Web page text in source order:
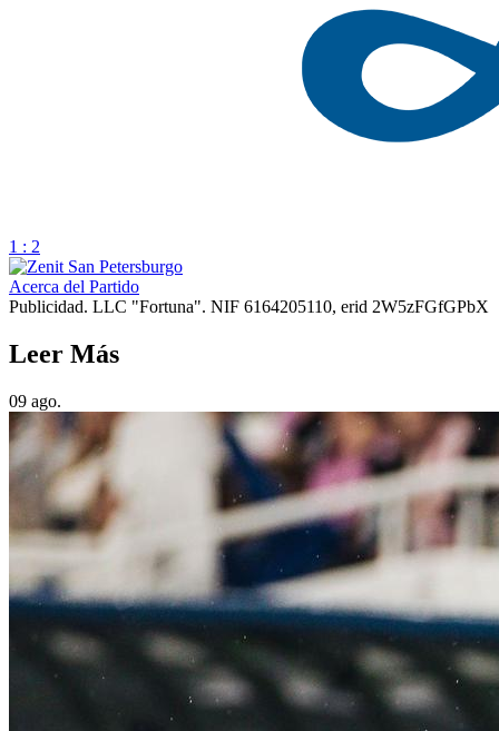
1 : 2
Acerca del Partido
Publicidad. LLC "Fortuna". NIF 6164205110, erid 2W5zFGfGPbX
Leer Más
09 ago.